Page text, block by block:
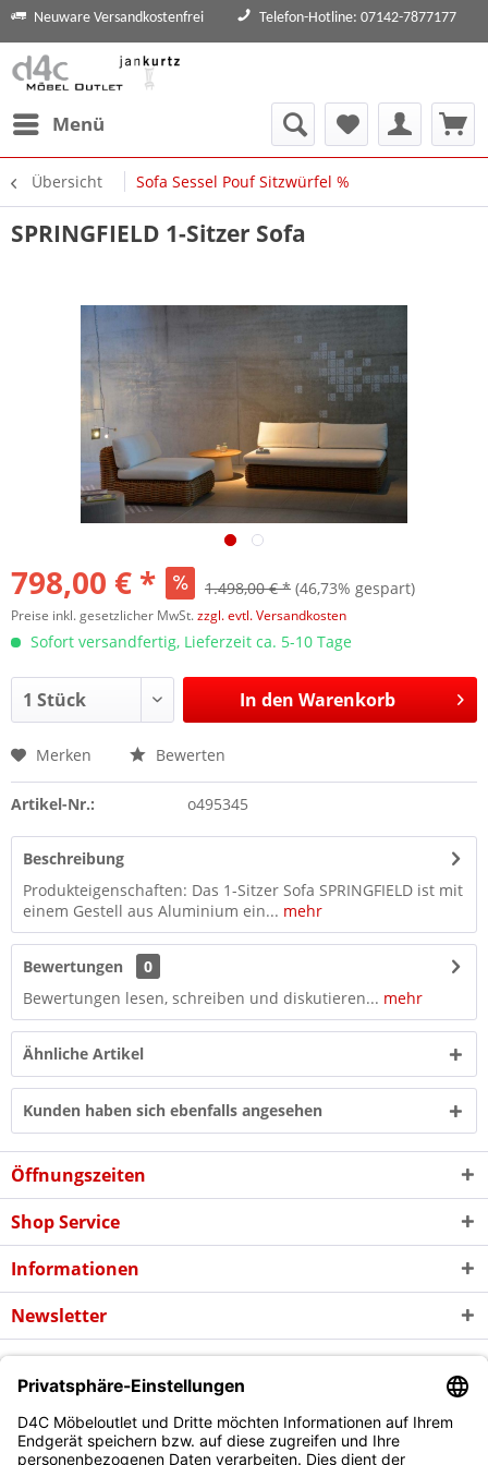
Neuware Versandkostenfrei Telefon-Hotline: 07142-7877177
Menü
Übersicht Sofa Sessel Pouf Sitzwürfel %
SPRINGFIELD 1-Sitzer Sofa
798,00 € * 1.498,00 € * (46,73% gespart)
Preise inkl. gesetzlicher MwSt.zzgl. evtl. Versandkosten
Sofort versandfertig, Lieferzeit ca. 5-10 Tage
In den Warenkorb
Merken Bewerten
Artikel-Nr.: o495345
Beschreibung
Produkteigenschaften: Das 1-Sitzer Sofa SPRINGFIELD ist mit
einem Gestell aus Aluminium ein... mehr
Bewertungen
0
Bewertungen lesen, schreiben und diskutieren... mehr
Ähnliche Artikel
Kunden haben sich ebenfalls angesehen
Öffnungszeiten
Shop Service
Informationen
Newsletter
* Alle Preise inkl. gesetzl. Mehrwertsteuer zzgl. evtl.
und
ggf. Nachnahmegebühren, wenn nicht anders beschrieben
Copyright © d4c Möbel Outlet - Alle Rechte vorbehalten